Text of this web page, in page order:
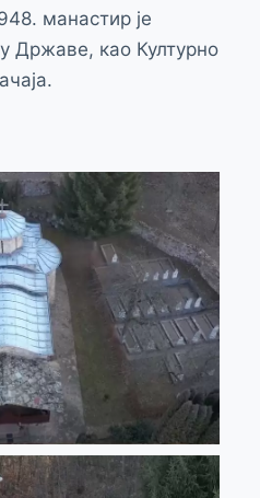
манастир је
Државе, као Културно